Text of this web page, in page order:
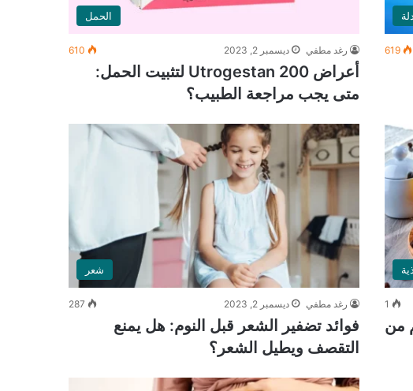
619
الحمل
رغد مطفي ديسمبر 2, 2023 610
أعراض Utrogestan 200 لتثبيت الحمل:
متى يجب مراجعة الطبيب؟
1
من
شعر
رغد مطفي ديسمبر 2, 2023 287
فوائد تضفير الشعر قبل النوم: هل يمنع
التقصف ويطيل الشعر؟